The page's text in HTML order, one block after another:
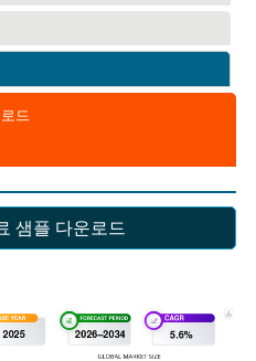
드
샘플 다운로드